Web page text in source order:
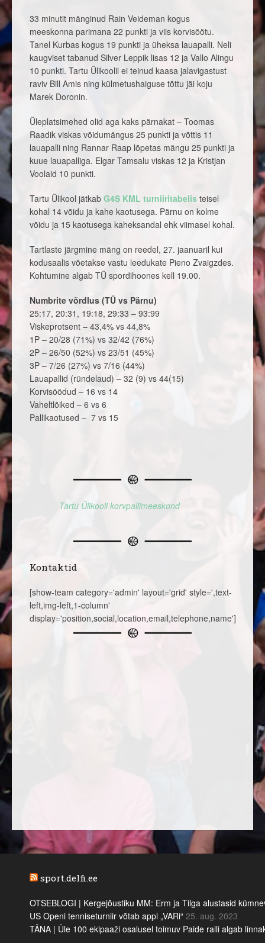
33 minutit mänginud Rain Veideman kogus
meeskonna parimana 22 punkti ja viis korvisöötu.
Tanel Kurbas kogus 19 punkti ja üheksa lauapalli. Neli
kaugviset tabanud Silver Leppik lisas 12 ja Vallo Alingu
10 punkti. Tartu Ülikoolil ei teinud kaasa jalavigastust
raviv Bill Amis ning külmetushaiguse tõttu jäi koju
Marek Doronin.
Üleplatsimehed olid aga kaks pärnakat – Toomas
Raadik viskas võidumängus 25 punkti ja võttis 11
lauapalli ning Rannar Raap lõpetas mängu 25 punkti ja
kuue lauapalliga. Elgar Tamsalu viskas 12 ja Kristjan
Voolaid 10 punkti.
Tartu Ülikool jätkab G4S KML turniiritabelis teisel
kohal 14 võidu ja kahe kaotusega. Pärnu on kolme
võidu ja 15 kaotusega kaheksandal ehk viimasel kohal.
Tartlaste järgmine mäng on reedel, 27. jaanuaril kui
kodusaalis võetakse vastu leedukate Pieno Zvaigzdes.
Kohtumine algab TÜ spordihoones kell 19.00.
Numbrite võrdlus (TÜ vs Pärnu)
25:17, 20:31, 19:18, 29:33 – 93:99
Viskeprotsent – 43,4% vs 44,8%
1P – 20/28 (71%) vs 32/42 (76%)
2P – 26/50 (52%) vs 23/51 (45%)
3P – 7/26 (27%) vs 7/16 (44%)
Lauapallid (ründelaud) – 32 (9) vs 44(15)
Korvisöödud – 16 vs 14
Vaheltlõiked – 6 vs 6
Pallikaotused – 7 vs 15
Tartu Ülikooli korvpallimeeskond
Kontaktid
[show-team category='admin' layout='grid' style=',text-
left,img-left,1-column'
display='position,social,location,email,telephone,name']
sport.delfi.ee
OTSEBLOGI | Kergejõustiku MM: Erm ja Tilga alustasid
US Openi tenniseturniir võtab appi „VARi“ 25. aug. 2023
TÄNA | Üle 100 ekipaaži osalusel toimuv Paide ralli algab